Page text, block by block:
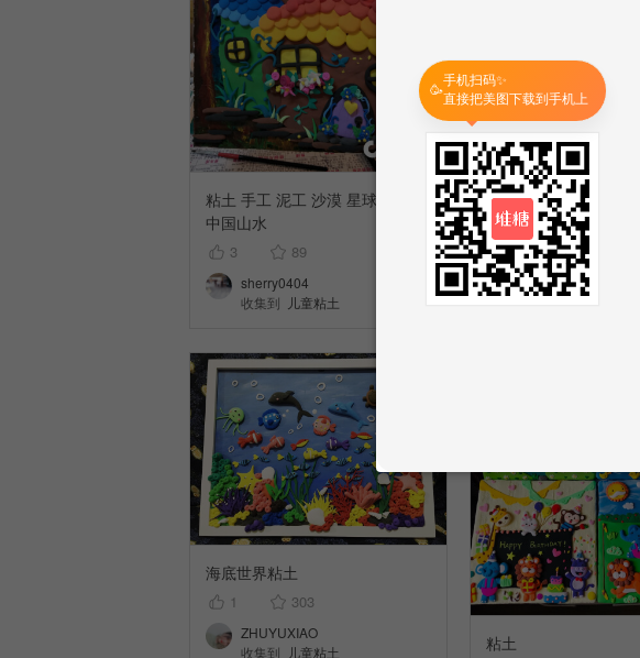
粘土
33
Ponyo888
粘土 手工 泥工 沙漠 星球 宇宙
中国山水
3 89
sherry0404
收集到 儿童粘土
海底世界粘土
1 303
ZHUYUXIAO
收集到 儿童粘土 粘土
🥳手机扫码✨
直接把美图下载到手机上